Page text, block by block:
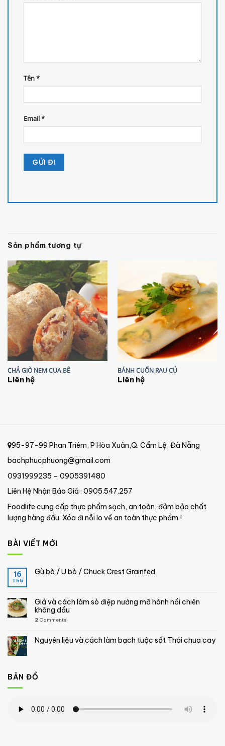
Tên*
Email*
Sản phẩm tương tự
CHẢ GIÒ NEM CUA BÊ
Liên hệ
BÁNH CUỐN RAU CỦ
Liên hệ
95-97-99 Phan Triêm, P Hòa Xuân,Q. Cẩm Lệ, Đà Nẵng
bachphucphuong@gmail.com
0931999235 – 0905391480
Liên Hệ Nhận Báo Giá : 0905.547.257
Foodlife cung cấp thực phẩm sạch, an toàn, đảm bảo chất
lượng hàng đầu. Xóa đi nỗi lo về an toàn thực phẩm !
BÀI VIẾT MỚI
16
Th5
Gù bò / U bò / Chuck Crest Grainfed
Giá và cách làm sò điệp nướng mỡ hành nồi chiên
không dầu
2 Comments
Nguyên liệu và cách làm bạch tuộc sốt Thái chua cay
BẢN ĐỒ